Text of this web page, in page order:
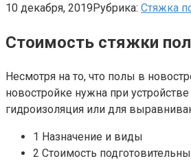
10 декабря, 2019Рубрика: Стяжка
Стоимость стяжки
Несмотря на то, что полы в
новостройке нужна при
гидроизоляция или для
1 Назначение и виды
2 Стоимость